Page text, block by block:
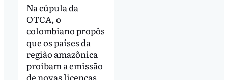
Na cúpula da
OTCA, o
colombiano propôs
que os países da
região amazônica
proíbam a emissão
de novas licenças